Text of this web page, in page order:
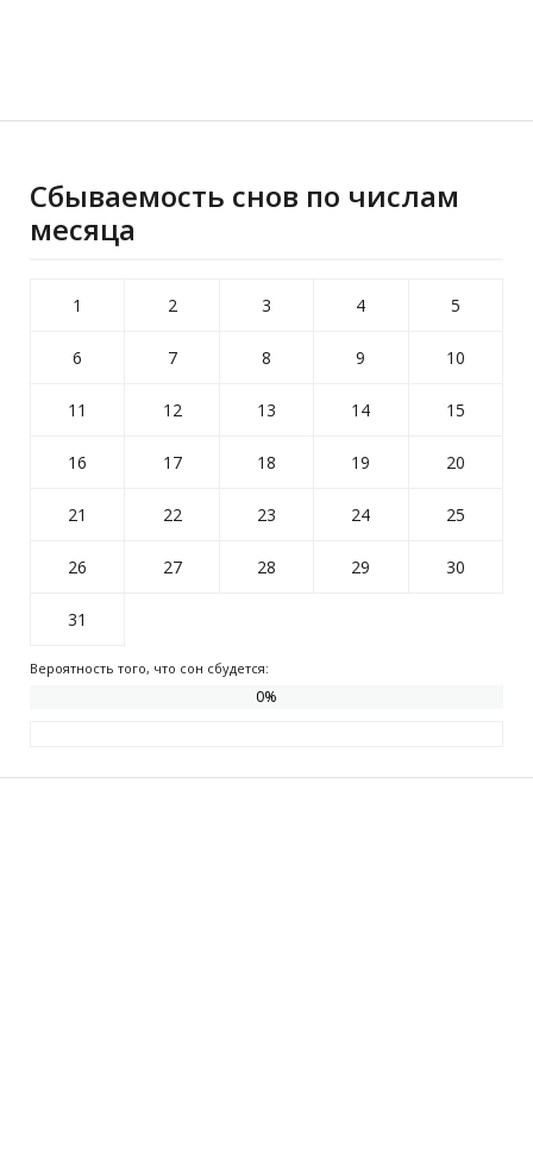
Сбываемость снов по числам
месяца
1 2 3 4 5
6 7 8 9 10
11 12 13 14 15
16 17 18 19 20
21 22 23 24 25
26 27 28 29 30
31
Вероятность того, что сон сбудется:
0%